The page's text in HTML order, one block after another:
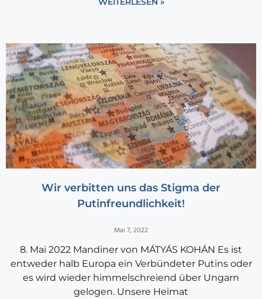
Wir verbitten uns das Stigma der
Putinfreundlichkeit!
Mai 7, 2022
8. Mai 2022 Mandiner von MÁTYÁS KOHÁN Es ist
entweder halb Europa ein Verbündeter Putins oder
es wird wieder himmelschreiend über Ungarn
gelogen. Unsere Heimat